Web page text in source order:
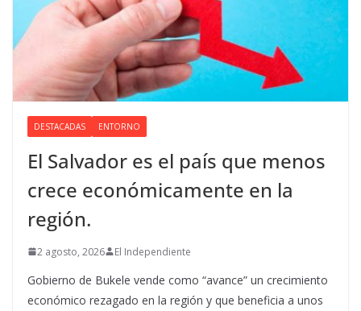
DESTACADAS ENTORNO
El Salvador es el país que menos
crece económicamente en la
región.
2 agosto, 2026 El Independiente
Gobierno de Bukele vende como “avance” un crecimiento
económico rezagado en la región y que beneficia a unos